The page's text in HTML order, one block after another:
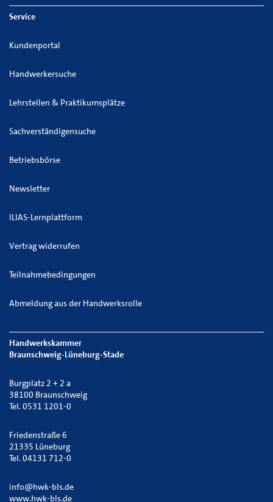
Service
Kundenportal
Handwerkersuche
Lehrstellen & Praktikumsplätze
Sachverständigensuche
Betriebsbörse
Newsletter
ILIAS-Lernplattform
Vertrag widerrufen
Teilnahmebedingungen
Abmeldung aus der Handwerksrolle
Handwerkskammer
Braunschweig-Lüneburg-Stade
Burgplatz 2 + 2 a
38100 Braunschweig
Tel. 0531 1201-0
Friedenstraße 6
21335 Lüneburg
Tel. 04131 712-0
info@hwk-bls.de
www.hwk-bls.de